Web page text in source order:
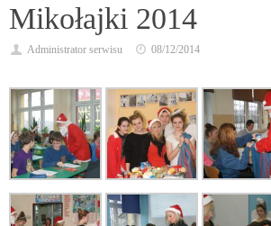
Mikołajki 2014
Administrator serwisu 08/12/2014